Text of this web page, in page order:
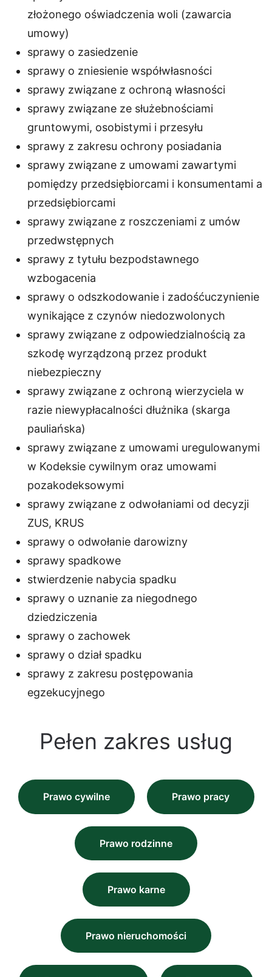
złożonego oświadczenia woli (zawarcia
umowy)
sprawy o zasiedzenie
sprawy o zniesienie współwłasności
sprawy związane z ochroną własności
sprawy związane ze służebnościami
gruntowymi, osobistymi i przesyłu
sprawy z zakresu ochrony posiadania
sprawy związane z umowami zawartymi
pomiędzy przedsiębiorcami i konsumentami a
przedsiębiorcami
sprawy związane z roszczeniami z umów
przedwstępnych
sprawy z tytułu bezpodstawnego
wzbogacenia
sprawy o odszkodowanie i zadośćuczynienie
wynikające z czynów niedozwolonych
sprawy związane z odpowiedzialnością za
szkodę wyrządzoną przez produkt
niebezpieczny
sprawy związane z ochroną wierzyciela w
razie niewypłacalności dłużnika (skarga
pauliańska)
sprawy związane z umowami uregulowanymi
w Kodeksie cywilnym oraz umowami
pozakodeksowymi
sprawy związane z odwołaniami od decyzji
ZUS, KRUS
sprawy o odwołanie darowizny
sprawy spadkowe
stwierdzenie nabycia spadku
sprawy o uznanie za niegodnego
dziedziczenia
sprawy o zachowek
sprawy o dział spadku
sprawy z zakresu postępowania
egzekucyjnego
Pełen zakres usług
Prawo cywilne Prawo pracy
Prawo rodzinne
Prawo karne
Prawo nieruchomości